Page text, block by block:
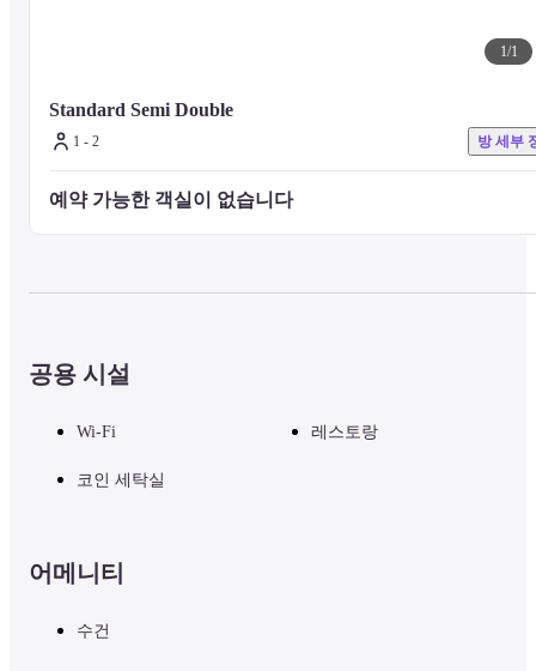
1/1
Standard Semi Double
1 - 2 방 세부
예약 가능한 객실이 없습니다
공용 시설
Wi-Fi 레스토랑
코인 세탁실
어메니티
수건